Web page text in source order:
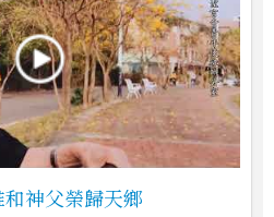
神父榮歸天鄉